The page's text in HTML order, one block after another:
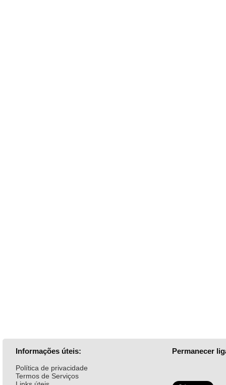
Informações úteis:
Política de privacidade
Termos de Serviços
Permanecer